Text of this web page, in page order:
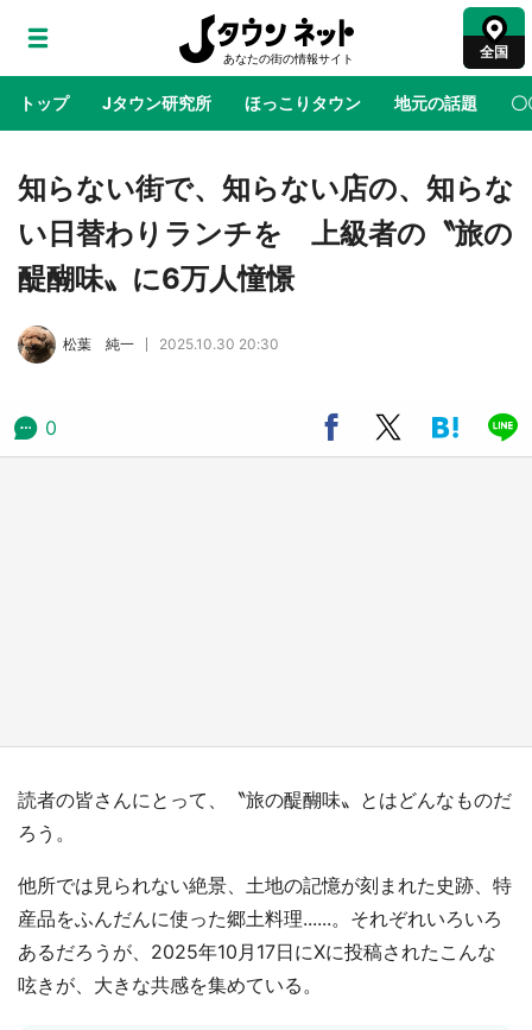
全国
トップ Jタウン研究所 ほっこりタウン 地元の話題 〇
地域×二次元 絶景 あの時はありがとう 物語がはじ
ラプラス・ダークネスが栃木県を征服！？ 県
公式プロモ動画で「聖地」が生産されてます
の「猫猫像」も【8／1～10／26】
知らない街で、知らない店の、知らな
い日替わりランチを 上級者の〝旅の
醍醐味〟に6万人憧憬
松葉 純一 2025.10.30 20:30
0
読者の皆さんにとって、〝旅の醍醐味〟とはどんなものだ
ろう。
他所では見られない絶景、土地の記憶が刻まれた史跡、特
産品をふんだんに使った郷土料理......。それぞれいろいろ
あるだろうが、2025年10月17日にXに投稿されたこんな
呟きが、大きな共感を集めている。